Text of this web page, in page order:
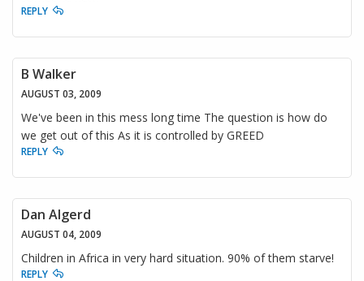
REPLY
B Walker
AUGUST 03, 2009
We've been in this mess long time The question is how do
we get out of this As it is controlled by GREED
REPLY
Dan Algerd
AUGUST 04, 2009
Children in Africa in very hard situation. 90% of them starve!
REPLY